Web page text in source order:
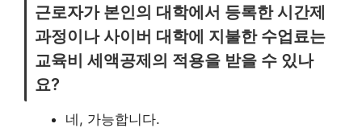
근로자가 본인의 대학에서 등록한 시간제
과정이나 사이버 대학에 지불한 수업료는
교육비 세액공제의 적용을 받을 수 있나
요?
네, 가능합니다.